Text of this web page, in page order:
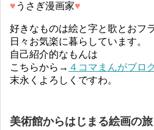
♥︎ うさぎ漫画家♥︎
好きなものは絵と字と歌とおフ
日々お気楽に暮らしています。
自己紹介的なもんは
こちらから→ ４コマまんがブロ
末永くよろしくですわ。
美術館からはじまる絵画の旅